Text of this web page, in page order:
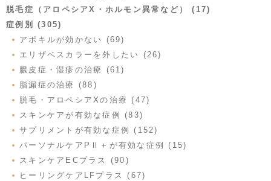
脱毛症（アロペシアX・ホルモン異常など） (17)
症例別 (305)
アポキルが効かない (69)
エリザベスカラーを外したい (26)
膿皮症・湿疹の治療 (61)
脂漏症の治療 (88)
脱毛・アロペシアXの治療 (47)
スキンケアが有効な症例 (83)
サプリメントが有効な症例 (152)
パーソナルケアPⅡ＋が有効な症例 (15)
スキンケアECプラス (90)
ヒーリングケアLFプラス (67)